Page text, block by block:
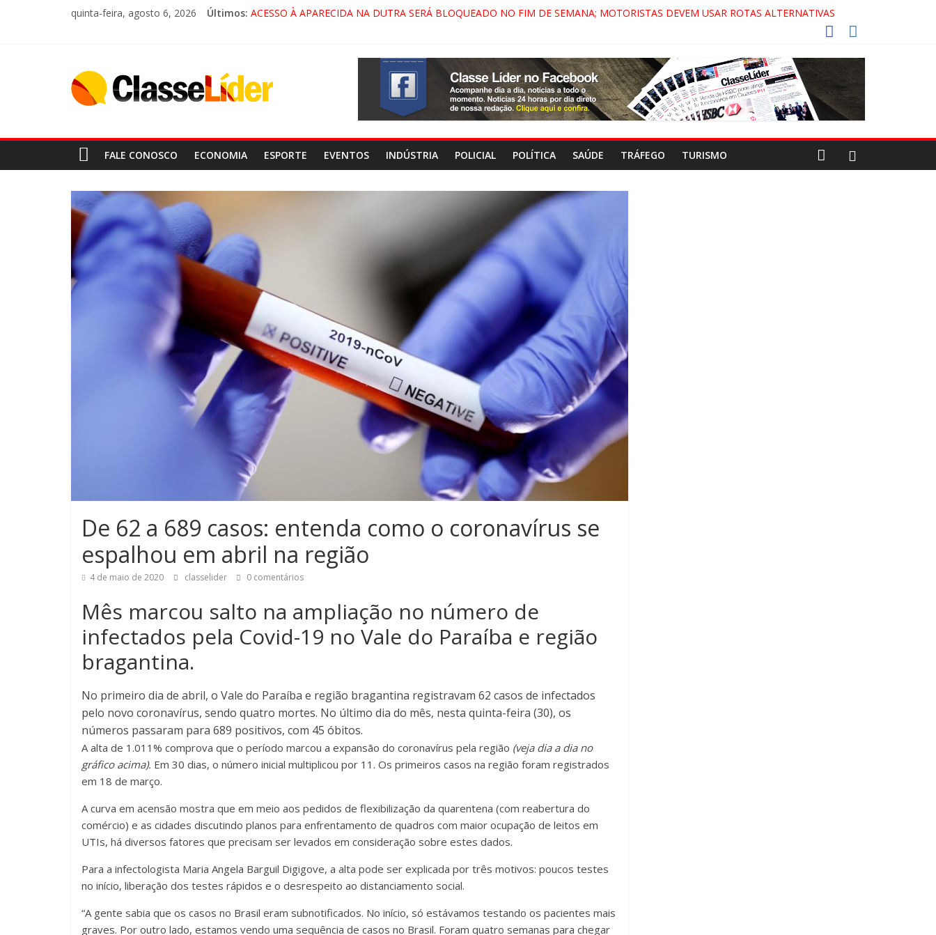
quinta-feira, agosto 6, 2026 Últimos: ACESSO À APARECIDA NA DUTRA SERÁ BLOQUEADO NO FIM DE SEMANA; MOTORISTAS DEVEM USAR ROTAS ALTERNATIVAS
“HÁ PRESENÇA DO COMANDO VERMELHO NO VALE”, AFIRMA PROMOTOR DO GAECO
FALE CONOSCO ECONOMIA ESPORTE EVENTOS INDÚSTRIA POLICIAL POLÍTICA SAÚDE TRÁFEGO TURISMO
De 62 a 689 casos: entenda como o coronavírus se
espalhou em abril na região
4 de maio de 2020 classelider 0 comentários
Mês marcou salto na ampliação no número de
infectados pela Covid-19 no Vale do Paraíba e região
bragantina.
No primeiro dia de abril, o Vale do Paraíba e região bragantina registravam 62 casos de infectados
pelo novo coronavírus, sendo quatro mortes. No último dia do mês, nesta quinta-feira (30), os
números passaram para 689 positivos, com 45 óbitos.
A alta de 1.011% comprova que o período marcou a expansão do coronavírus pela região (veja dia a dia no
gráfico acima). Em 30 dias, o número inicial multiplicou por 11. Os primeiros casos na região foram registrados
em 18 de março.
A curva em acensão mostra que em meio aos pedidos de flexibilização da quarentena (com reabertura do
comércio) e as cidades discutindo planos para enfrentamento de quadros com maior ocupação de leitos em
UTIs, há diversos fatores que precisam ser levados em consideração sobre estes dados.
Para a infectologista Maria Angela Barguil Digigove, a alta pode ser explicada por três motivos: poucos testes
no início, liberação dos testes rápidos e o desrespeito ao distanciamento social.
“A gente sabia que os casos no Brasil eram subnotificados. No início, só estávamos testando os pacientes mais
graves. Por outro lado, estamos vendo uma sequência de casos no Brasil. Foram quatro semanas para chegar